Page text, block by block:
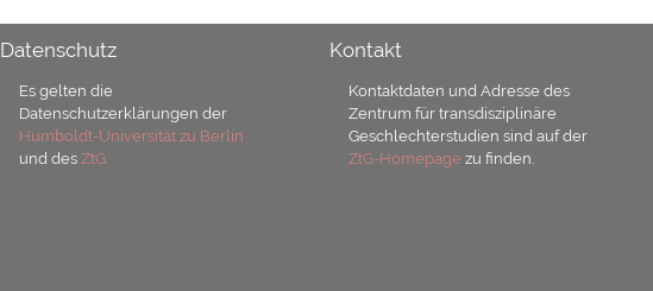
Datenschutz
Es gelten die
Datenschutzerklärungen der
Humboldt-Universität zu Berlin
und des ZtG.
Kontakt
Kontaktdaten und Adresse des
Zentrum für transdisziplinäre
Geschlechterstudien sind auf der
ZtG-Homepagezu finden.